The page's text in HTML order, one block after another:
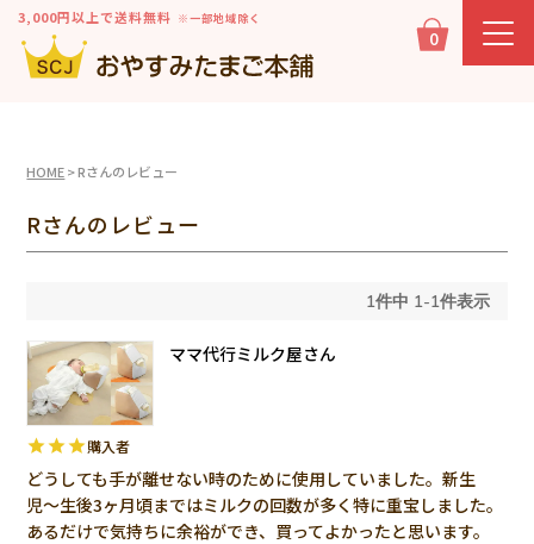
3,000円以上で送料無料 ※一部地域除く
0
HOME Rさんのレビュー
Rさんのレビュー
1件中 1-1件表示
ママ代行ミルク屋さん
購入者
どうしても手が離せない時のために使用していました。新生
児〜生後3ヶ月頃まではミルクの回数が多く特に重宝しました。
あるだけで気持ちに余裕ができ、買ってよかったと思います。